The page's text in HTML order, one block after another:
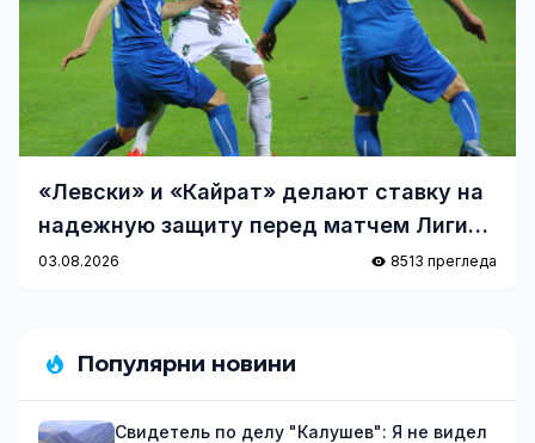
«Левски» и «Кайрат» делают ставку на
надежную защиту перед матчем Лиги
чемпионов
03.08.2026 8513 прегледа
Популярни новини
Свидетель по делу "Калушев": Я не видел